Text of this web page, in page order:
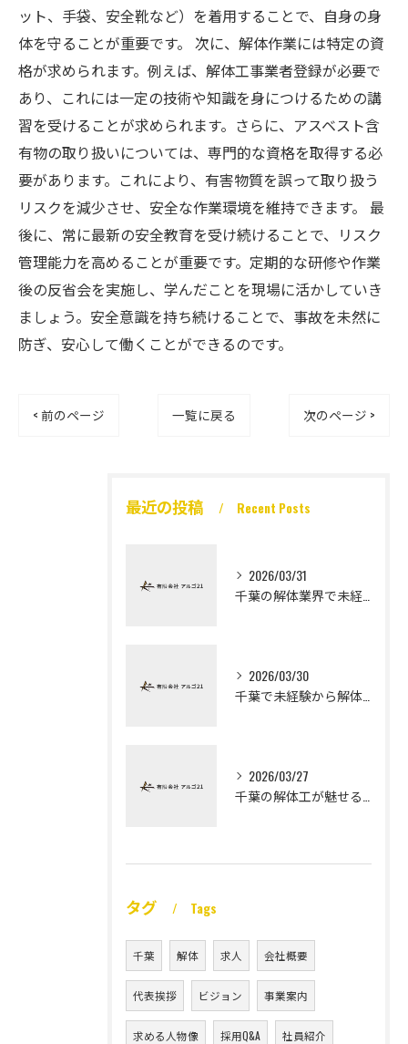
ット、手袋、安全靴など）を着用することで、自身の身
体を守ることが重要です。 次に、解体作業には特定の資
格が求められます。例えば、解体工事業者登録が必要で
あり、これには一定の技術や知識を身につけるための講
習を受けることが求められます。さらに、アスベスト含
有物の取り扱いについては、専門的な資格を取得する必
要があります。これにより、有害物質を誤って取り扱う
リスクを減少させ、安全な作業環境を維持できます。 最
後に、常に最新の安全教育を受け続けることで、リスク
管理能力を高めることが重要です。定期的な研修や作業
後の反省会を実施し、学んだことを現場に活かしていき
ましょう。安全意識を持ち続けることで、事故を未然に
防ぎ、安心して働くことができるのです。
< 前のページ 一覧に戻る 次のページ >
最近の投稿 Recent Posts
2026/03/31
2026/03/30
2026/03/27
タグ Tags
千葉 解体 求人 会社概要
代表挨拶 ビジョン 事業案内
求める人物像 採用Q&A 社員紹介